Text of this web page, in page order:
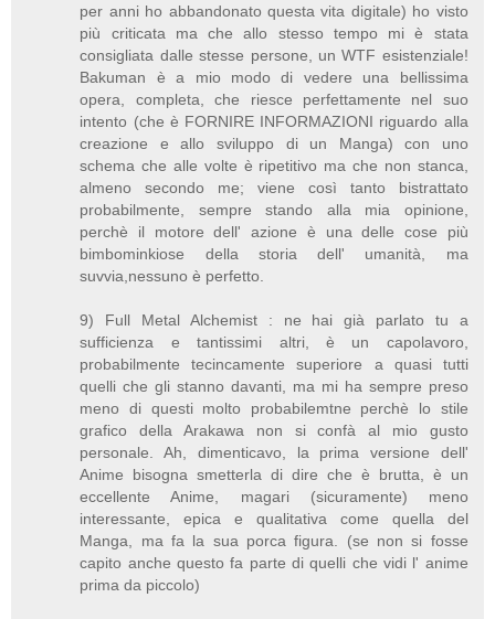
per anni ho abbandonato questa vita digitale) ho visto
più criticata ma che allo stesso tempo mi è stata
consigliata dalle stesse persone, un WTF esistenziale!
Bakuman è a mio modo di vedere una bellissima
opera, completa, che riesce perfettamente nel suo
intento (che è FORNIRE INFORMAZIONI riguardo alla
creazione e allo sviluppo di un Manga) con uno
schema che alle volte è ripetitivo ma che non stanca,
almeno secondo me; viene così tanto bistrattato
probabilmente, sempre stando alla mia opinione,
perchè il motore dell' azione è una delle cose più
bimbominkiose della storia dell' umanità, ma
suvvia,nessuno è perfetto.
9) Full Metal Alchemist : ne hai già parlato tu a
sufficienza e tantissimi altri, è un capolavoro,
probabilmente tecincamente superiore a quasi tutti
quelli che gli stanno davanti, ma mi ha sempre preso
meno di questi molto probabilemtne perchè lo stile
grafico della Arakawa non si confà al mio gusto
personale. Ah, dimenticavo, la prima versione dell'
Anime bisogna smetterla di dire che è brutta, è un
eccellente Anime, magari (sicuramente) meno
interessante, epica e qualitativa come quella del
Manga, ma fa la sua porca figura. (se non si fosse
capito anche questo fa parte di quelli che vidi l' anime
prima da piccolo)